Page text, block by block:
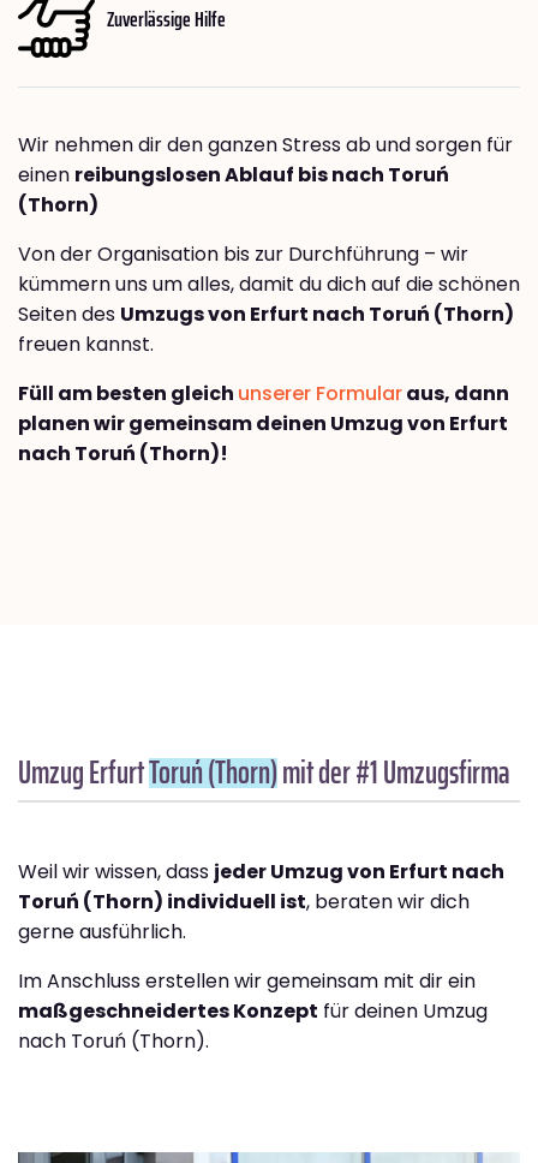
Zuverlässige Hilfe
Wir nehmen dir den ganzen Stress ab und sorgen für
einen reibungslosen Ablauf bis nach Toruń
(Thorn)
Von der Organisation bis zur Durchführung – wir
kümmern uns um alles, damit du dich auf die schönen
Seiten des Umzugs von Erfurt nach Toruń (Thorn)
freuen kannst.
Füll am besten gleich unserer Formularaus, dann
planen wir gemeinsam deinen Umzug von Erfurt
nach Toruń (Thorn)!
Umzug ErfurtToruń (Thorn)mit der #1 Umzugsfirma
Weil wir wissen, dass jeder Umzug von Erfurt nach
Toruń (Thorn) individuell ist, beraten wir dich
gerne ausführlich.
Im Anschluss erstellen wir gemeinsam mit dir ein
maßgeschneidertes Konzept für deinen Umzug
nach Toruń (Thorn).